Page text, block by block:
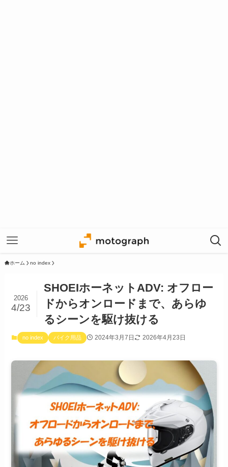
ホーム no index
SHOEIホーネットADV: オフロー
ドからオンロードまで、あらゆ
るシーンを駆け抜ける
2026
4/23
no index バイク用品 2024年3月7日 2026年4月23日